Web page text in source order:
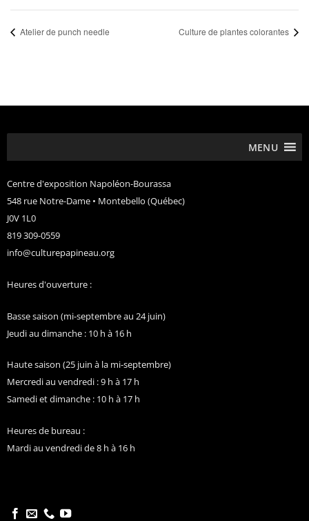
Atelier de punch needle Culture de plantes colorantes
MENU
Centre d'exposition Napoléon-Bourassa
548 rue Notre-Dame • Montebello (Québec)
J0V 1L0
819 309-0559
info@culturepapineau.org
Heures d'ouverture :
Basse saison (mi-septembre au 24 juin)
Jeudi au dimanche : 10 h à 16 h
Haute saison (25 juin à la mi-septembre)
Mercredi au vendredi : 9 h à 17 h
Samedi et dimanche : 10 h à 17 h
Heures de bureau :
Mardi au vendredi de 8 h à 16 h